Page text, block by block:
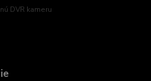
DVR kameru